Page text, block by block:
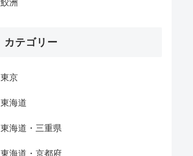
鮫洲
カテゴリー
東京
東海道
東海道・三重県
東海道・京都府